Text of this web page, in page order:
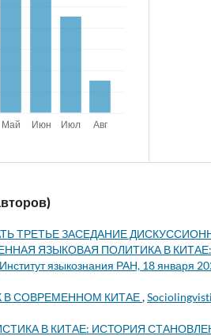
ТРЕТЬЕ ЗАСЕДАНИЕ
ЯЗЫКОВАЯ ПОЛИТИКА В
языкознания РАН, 18 января
В СОВРЕМЕННОМ КИТАЕ,
В КИТАЕ: ИСТОРИЯ